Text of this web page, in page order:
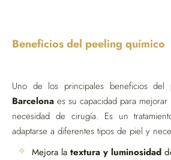
Beneficios del peeling químico
Uno de los principales beneficios del
Barcelona es su capacidad para
necesidad de cirugía. Es un
adaptarse a diferentes tipos de piel y
Mejora la textura y luminosidad